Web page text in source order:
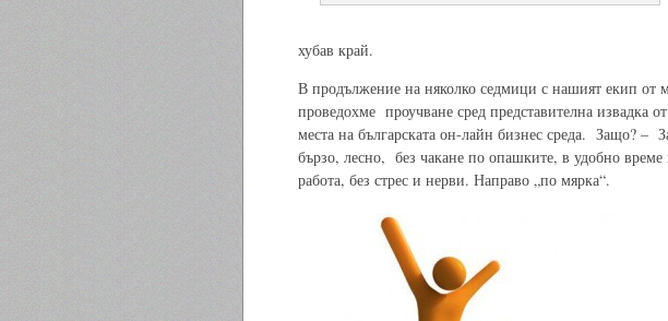
хубав край.
В продължение на няколко седмици с нашият екип от
проведохме проучване сред представителна извадка
места на българската он-лайн бизнес среда. Защо? –
бързо, лесно, без чакане по опашките, в удобно време
работа, без стрес и нерви. Направо „по мярка“.